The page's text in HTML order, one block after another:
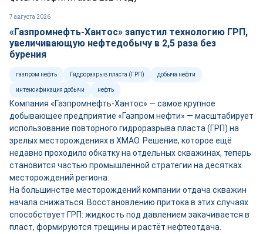
7 августа 2026
«Газпромнефть-Хантос» запустил технологию ГРП,
увеличивающую нефтедобычу в 2,5 раза без
бурения
газпром нефть Гидроразрыв пласта (ГРП) добыча нефти
интенсификация добычи нефть
Компания «Газпромнефть-Хантос» — самое крупное
добывающее предприятие «Газпром нефти» — масштабирует
использование повторного гидроразрыва пласта (ГРП) на
зрелых месторождениях в ХМАО. Решение, которое ещё
недавно проходило обкатку на отдельных скважинах, теперь
становится частью промышленной стратегии на десятках
месторождений региона.
На большинстве месторождений компании отдача скважин
начала снижаться. Восстановлению притока в этих случаях
способствует ГРП: жидкость под давлением закачивается в
пласт, формируются трещины и растёт нефтеотдача.